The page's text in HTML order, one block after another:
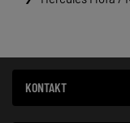
KONTAKT